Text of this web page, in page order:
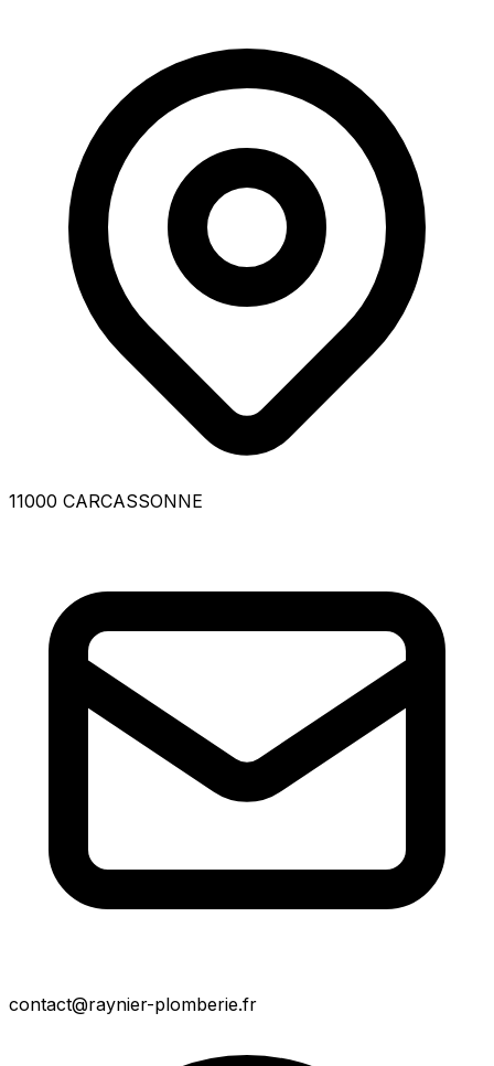
11000 CARCASSONNE
contact@raynier-plomberie.fr